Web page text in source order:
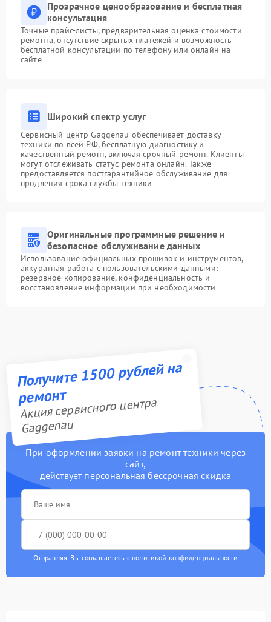
Прозрачное ценообразование и бесплатная
консультация
Точные прайс-листы, предварительная оценка стоимости
ремонта, отсутствие скрытых платежей и возможность
бесплатной консультации по телефону или онлайн на
сайте
Широкий спектр услуг
Сервисный центр Gaggenau обеспечивает доставку
техники по всей РФ, бесплатную диагностику и
качественный ремонт, включая срочный ремонт. Клиенты
могут отслеживать статус ремонта онлайн. Также
предоставляется постгарантийное обслуживание для
продления срока службы техники
Оригинальные программные решение и
безопасное обслуживание данных
Использование официальных прошивок и инструментов,
аккуратная работа с пользовательскими данными:
резервное копирование, конфиденциальность и
восстановление информации при необходимости
Получите 1500 рублей на
ремонт
Акция сервисного центра
Gaggenau
При оформлении заявки на ремонт техники через
сайт,
действует персональная бессрочная скидка
Отправляя, Вы соглашаетесь с политикой конфиденциальности